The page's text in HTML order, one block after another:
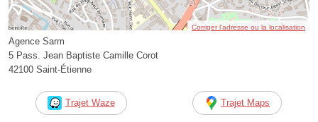
Corriger l’adresse ou la localisation
Agence Sarm
5 Pass. Jean Baptiste Camille Corot
42100 Saint-Étienne
Trajet Waze Trajet Maps